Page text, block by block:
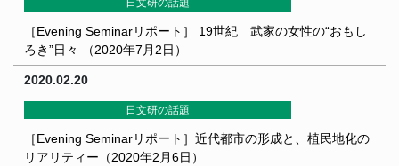
日文研の話題
［Evening Seminarリポート］ 19世紀 武家の女性の“おもし
ろき”日々 （2020年7月2日）
2020.02.20
日文研の話題
［Evening Seminarリポート］近代都市の形成と、植民地化の
リアリティー（2020年2月6日）